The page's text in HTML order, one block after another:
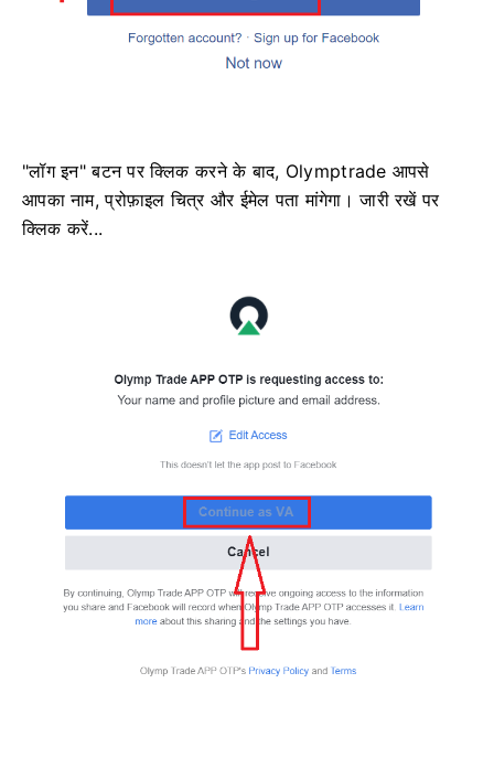
"लॉग इन" बटन पर क्लिक करने के बाद, Olymptrade आपसे
आपका नाम, प्रोफ़ाइल चित्र और ईमेल पता मांगेगा। जारी रखें पर
क्लिक करें...